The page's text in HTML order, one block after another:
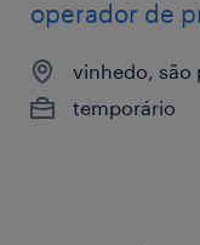
operador de
vinhedo, são
temporário